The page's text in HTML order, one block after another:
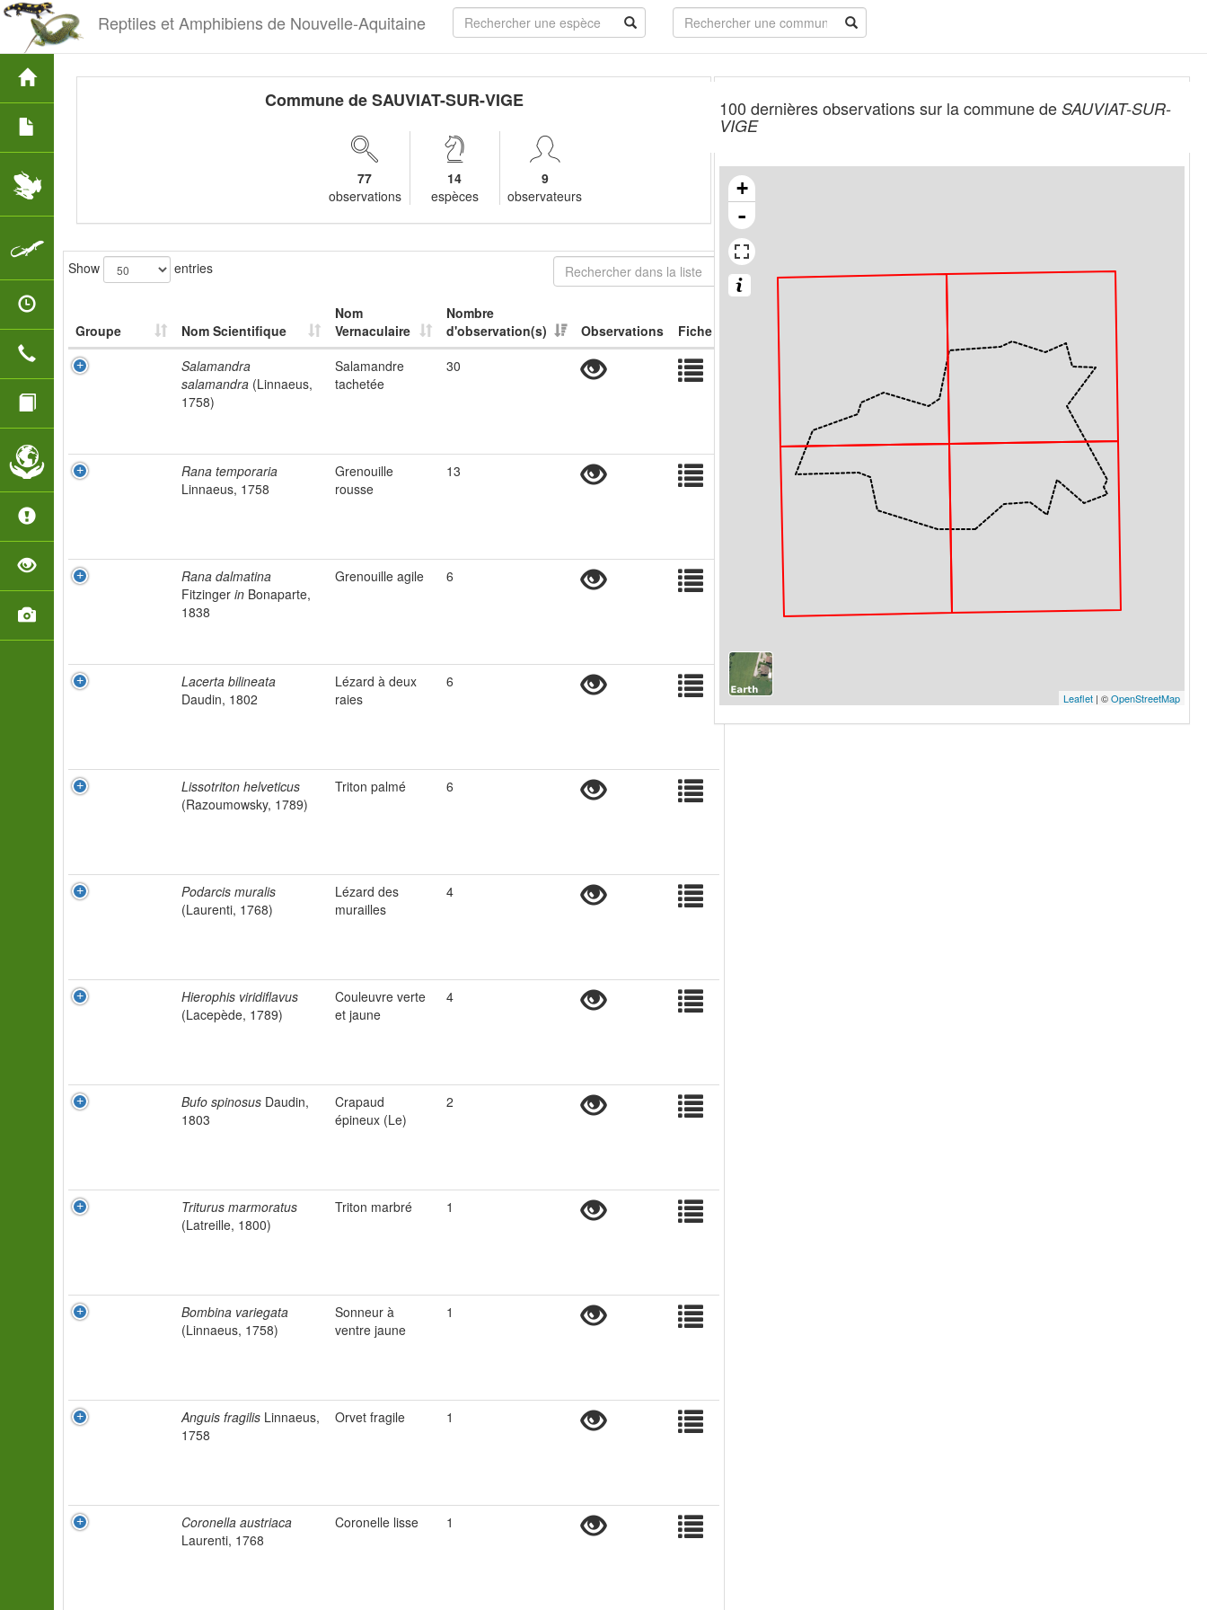
Reptiles et Amphibiens de Nouvelle-Aquitaine
Commune de SAUVIAT-SUR-VIGE
77
observations
14
espèces
9
observateurs
Show entries
Groupe Nom Scientifique
Nom
Vernaculaire
Nombre
d'observation(s)
Observations
Fiche
Salamandra
salamandra (Linnaeus,
1758)
Salamandre
tachetée
30
Rana temporaria
Linnaeus, 1758
Grenouille
rousse
13
Rana dalmatina
Fitzinger in Bonaparte,
1838
Grenouille agile 6
Lacerta bilineata
Daudin, 1802
Lézard à deux
raies
6
Lissotriton helveticus
(Razoumowsky, 1789)
Triton palmé 6
Podarcis muralis
(Laurenti, 1768)
Lézard des
murailles
4
Hierophis viridiflavus
(Lacepède, 1789)
Couleuvre verte
et jaune
4
Bufo spinosus Daudin,
1803
Crapaud
épineux (Le)
2
Triturus marmoratus
(Latreille, 1800)
Triton marbré 1
Bombina variegata
(Linnaeus, 1758)
Sonneur à
ventre jaune
1
Anguis fragilis Linnaeus,
1758
Orvet fragile 1
Coronella austriaca
Laurenti, 1768
Coronelle lisse 1
100 dernières observations sur la commune de SAUVIAT-SUR-
VIGE
+
-
Leaflet| ©OpenStreetMap